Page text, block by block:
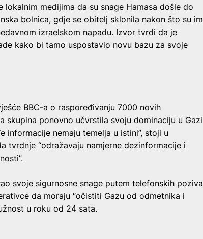
medijima da su snage Hamasa došle do
bolnica, gdje se obitelj sklonila nakon što su im
izraelskom napadu. Izvor tvrdi da je
kako bi tamo uspostavio novu bazu za svoje
BBC-a o raspoređivanju 7000 novih
skupina ponovno učvrstila svoju dominaciju u Gazi
informacije nemaju temelja u istini”, stoji u
tvrdnje “odražavaju namjerne dezinformacije i
svoje sigurnosne snage putem telefonskih poziva
da moraju “očistiti Gazu od odmetnika i
u roku od 24 sata.